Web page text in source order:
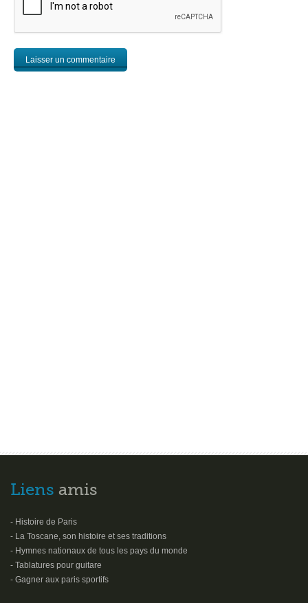
Liens amis
- Histoire de Paris
- La Toscane, son histoire et ses traditions
- Hymnes nationaux de tous les pays du monde
- Tablatures pour guitare
- Gagner aux paris sportifs